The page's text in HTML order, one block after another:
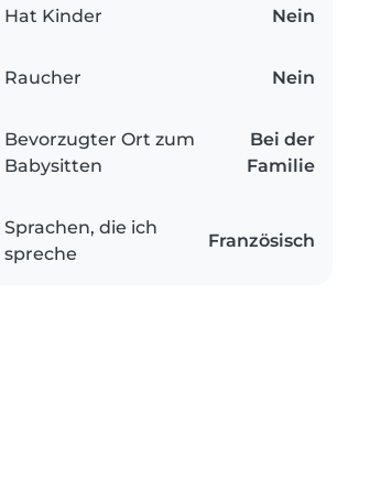
Hat Kinder Nein
Raucher Nein
Bevorzugter Ort zum
Babysitten
Bei der
Familie
Sprachen, die ich
spreche
Französisch